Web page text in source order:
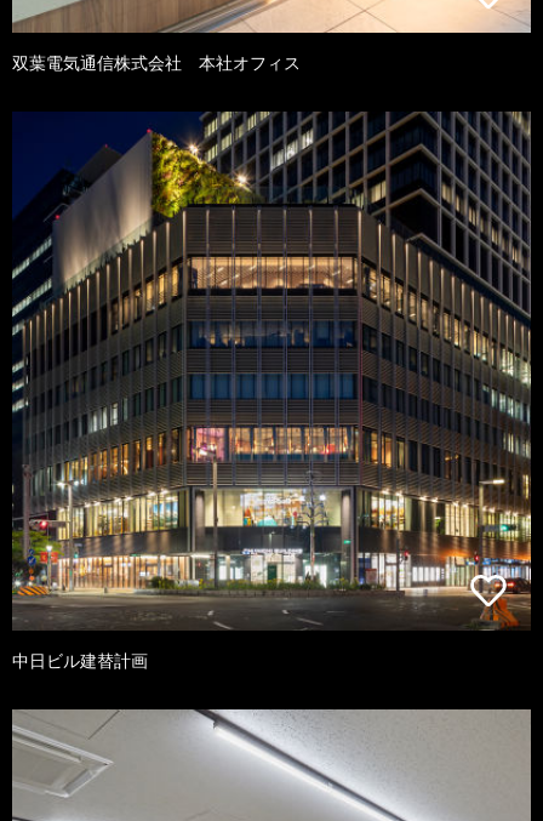
双葉電気通信株式会社 本社オフィス
中日ビル建替計画